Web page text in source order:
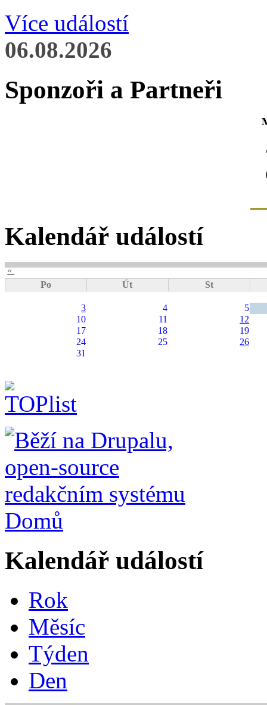
Více událostí
06.08.2026
Sponzoři a Partneři
Kalendář událostí
«
Po
Út St
3 4
5
10
11
12
17
18
19
24
25
26
31
Domů
Kalendář událostí
Rok
Měsíc
Týden
Den